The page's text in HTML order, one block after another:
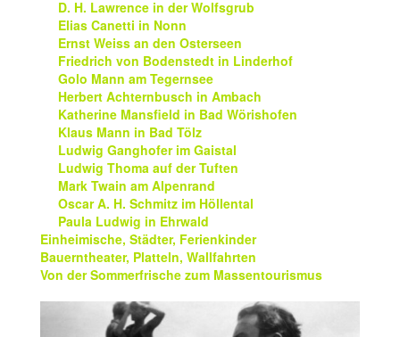
D. H. Lawrence in der Wolfsgrub
Elias Canetti in Nonn
Ernst Weiss an den Osterseen
Friedrich von Bodenstedt in Linderhof
Golo Mann am Tegernsee
Herbert Achternbusch in Ambach
Katherine Mansfield in Bad Wörishofen
Klaus Mann in Bad Tölz
Ludwig Ganghofer im Gaistal
Ludwig Thoma auf der Tuften
Mark Twain am Alpenrand
Oscar A. H. Schmitz im Höllental
Paula Ludwig in Ehrwald
Einheimische, Städter, Ferienkinder
Bauerntheater, Platteln, Wallfahrten
Von der Sommerfrische zum Massentourismus